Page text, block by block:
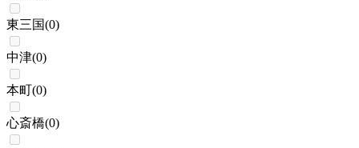
東三国(0)
中津(0)
本町(0)
心斎橋(0)